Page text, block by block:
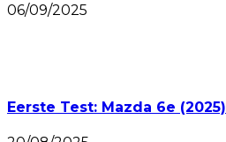
06/09/2025
Eerste Test: Mazda 6e (2025)